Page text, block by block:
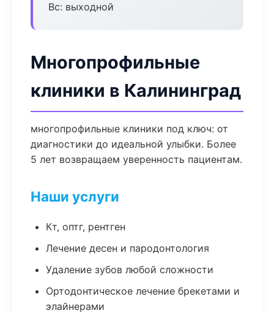
Вс: выходной
Многопрофильные
клиники в Калининград
многопрофильные клиники под ключ: от
диагностики до идеальной улыбки. Более
5 лет возвращаем уверенность пациентам.
Наши услуги
Кт, оптг, рентген
Лечение десен и пародонтология
Удаление зубов любой сложности
Ортодонтическое лечение брекетами и
элайнерами